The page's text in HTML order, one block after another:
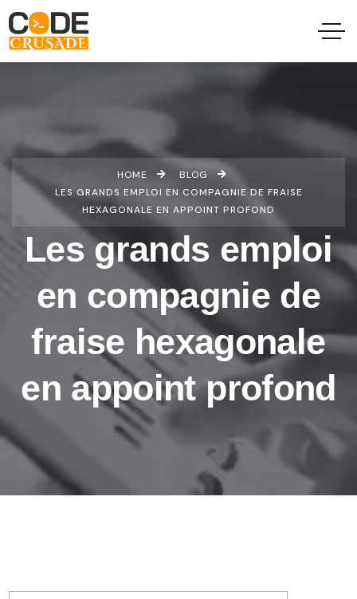
HOME
BLOG
LES GRANDS EMPLOI EN COMPAGNIE DE FRAISE
HEXAGONALE EN APPOINT PROFOND
Les grands emploi
en compagnie de
fraise hexagonale
en appoint profond